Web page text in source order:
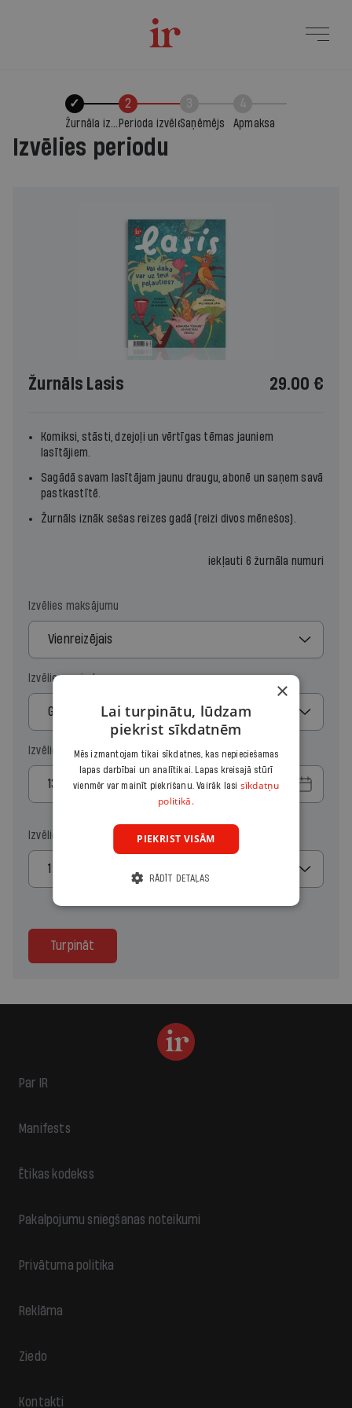
✓
Žurnāla izvēle
2
Perioda izvēleSaņēmējs Apmaksa
Izvēlies periodu
Žurnāls Lasis 29.00 €
Komiksi, stāsti, dzejoļi un vērtīgas tēmas jauniem
lasītājiem.
Sagādā savam lasītājam jaunu draugu, abonē un saņem savā
pastkastītē.
Žurnāls iznāk sešas reizes gadā (reizi divos mēnešos).
iekļauti 6 žurnāla numuri
Izvēlies maksājumu
Vienreizējais
Izvēlies periodu
Gads
Izvēlies sākuma datumu
Izvēlies kopiju skaitu
1
Turpināt
Par IR
Manifests
Ētikas kodekss
Pakalpojumu sniegšanas noteikumi
Privātuma politika
Reklāma
Ziedo
Kontakti
×
Lai turpinātu, lūdzam
piekrist sīkdatnēm
Mēs izmantojam tikai sīkdatnes, kas nepieciešamas
lapas darbībai un analītikai. Lapas kreisajā stūrī
vienmēr var mainīt piekrišanu. Vairāk lasi sīkdatņu
politikā.
PIEKRIST VISĀM
RĀDĪT DETAĻAS